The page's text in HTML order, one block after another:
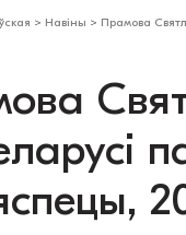
> Навіны > Прамова